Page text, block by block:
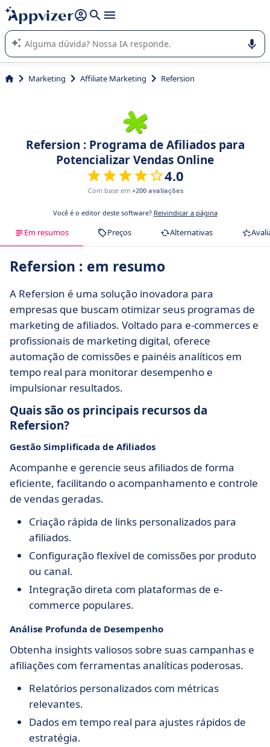
de nossa IA (várias linhas com
A IA do Appvizer o orienta no uso ou na seleção de software
SaaS para sua empresa.
Marketing Affiliate Marketing Refersion
Refersion : Programa de Afiliados para
Potencializar Vendas Online
4.0
Com base em +200 avaliações
Você é o editor deste software? Reivindicar a página
Em resumos Preços Alternativas
Refersion : em resumo
A Refersion é uma solução inovadora para
empresas que buscam otimizar seus programas de
marketing de afiliados. Voltado para e-commerces e
profissionais de marketing digital, oferece
automação de comissões e painéis analíticos em
tempo real para monitorar desempenho e
impulsionar resultados.
Quais são os principais recursos da
Refersion?
Gestão Simplificada de Afiliados
Acompanhe e gerencie seus afiliados de forma
eficiente, facilitando o acompanhamento e controle
de vendas geradas.
Criação rápida de links personalizados para
afiliados.
Configuração flexível de comissões por produto
ou canal.
Integração direta com plataformas de e-
commerce populares.
Análise Profunda de Desempenho
Obtenha insights valiosos sobre suas campanhas e
afiliações com ferramentas analíticas poderosas.
Relatórios personalizados com métricas
relevantes.
Dados em tempo real para ajustes rápidos de
estratégia.